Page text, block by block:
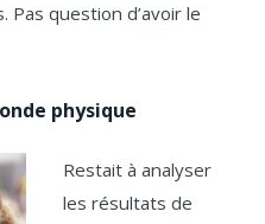
Pas question d’avoir le
physique
Restait à analyser
les résultats de